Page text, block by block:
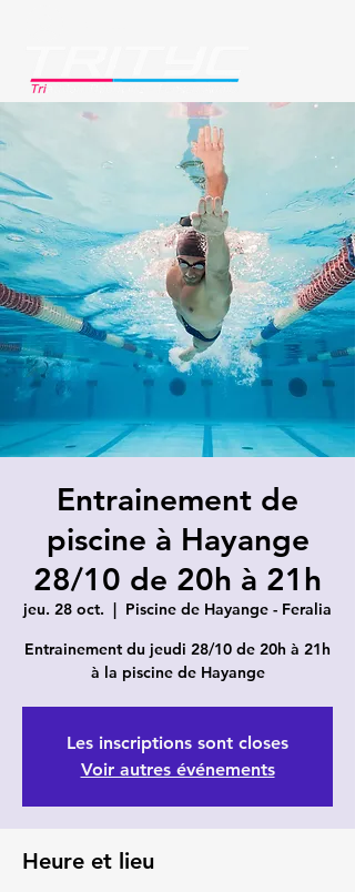
Entrainement de
piscine à Hayange
28/10 de 20h à 21h
jeu. 28 oct.
  |
Piscine de Hayange - Feralia
Entrainement du jeudi 28/10 de 20h à 21h
à la piscine de Hayange
Les inscriptions sont closes
Voir autres événements
Heure et lieu